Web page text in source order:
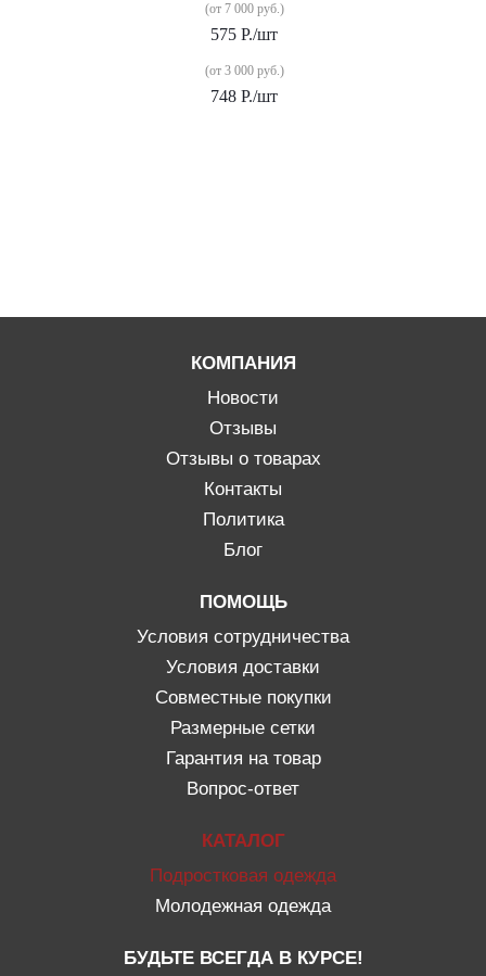
(от 7 000 руб.)
575 Р./шт
(от 3 000 руб.)
748 Р./шт
КОМПАНИЯ
Новости
Отзывы
Отзывы о товарах
Контакты
Политика
Блог
ПОМОЩЬ
Условия сотрудничества
Условия доставки
Совместные покупки
Размерные сетки
Гарантия на товар
Вопрос-ответ
КАТАЛОГ
Подростковая одежда
Молодежная одежда
БУДЬТЕ ВСЕГДА В КУРСЕ!